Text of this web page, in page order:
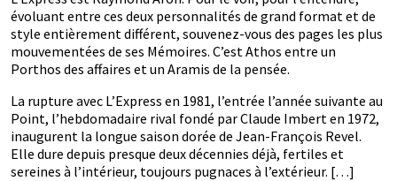
évoluant entre ces deux personnalités de grand format et de
style entièrement différent, souvenez-vous des pages les plus
mouvementées de ses Mémoires. C’est Athos entre un
Porthos des affaires et un Aramis de la pensée.
La rupture avec L’Express en 1981, l’entrée l’année suivante au
Point, l’hebdomadaire rival fondé par Claude Imbert en 1972,
inaugurent la longue saison dorée de Jean-François Revel.
Elle dure depuis presque deux décennies déjà, fertiles et
sereines à l’intérieur, toujours pugnaces à l’extérieur. […]